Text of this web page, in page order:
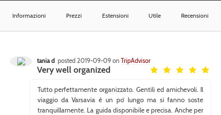
Informazioni Prezzi Estensioni Utile Recensioni
tania d posted 2019-09-09 on TripAdvisor
Very well organized
Tutto perfettamente organizzato. Gentili ed amichevoli. Il
viaggio da Varsavia è un po’ lungo ma si fanno soste
tranquillamente. La guida disponibile e precisa. Anche per